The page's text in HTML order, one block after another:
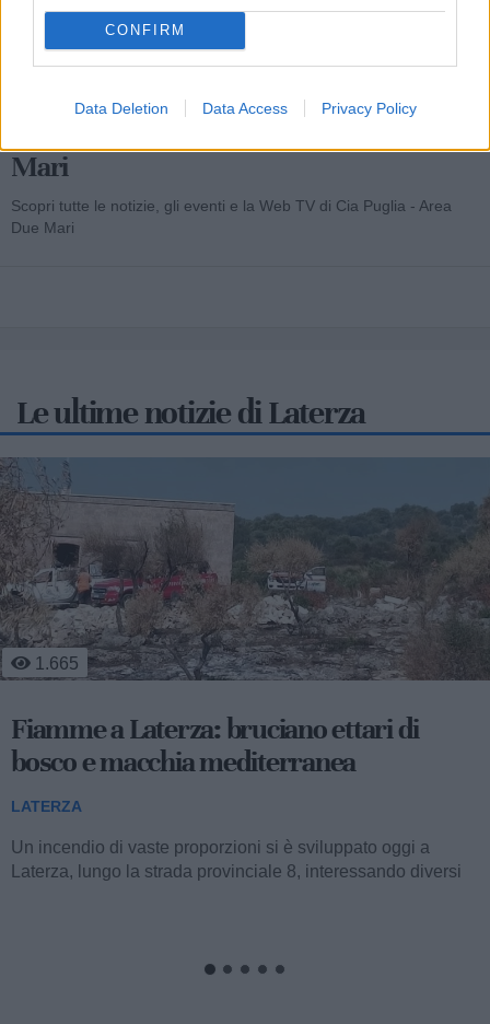
CONFIRM
Data Deletion Data Access Privacy Policy
Mari
Scopri tutte le notizie, gli eventi e la Web TV di Cia Puglia - Area
Due Mari
Le ultime notizie di Laterza
1.665
Fiamme a Laterza: bruciano ettari di
bosco e macchia mediterranea
LATERZA
Un incendio di vaste proporzioni si è sviluppato oggi a
Laterza, lungo la strada provinciale 8, interessando diversi